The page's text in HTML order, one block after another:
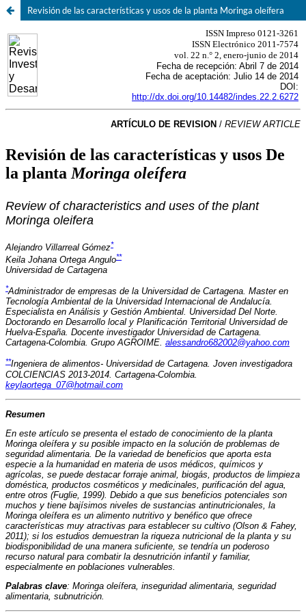
Revisión de las características y usos de la planta Moringa oleífera